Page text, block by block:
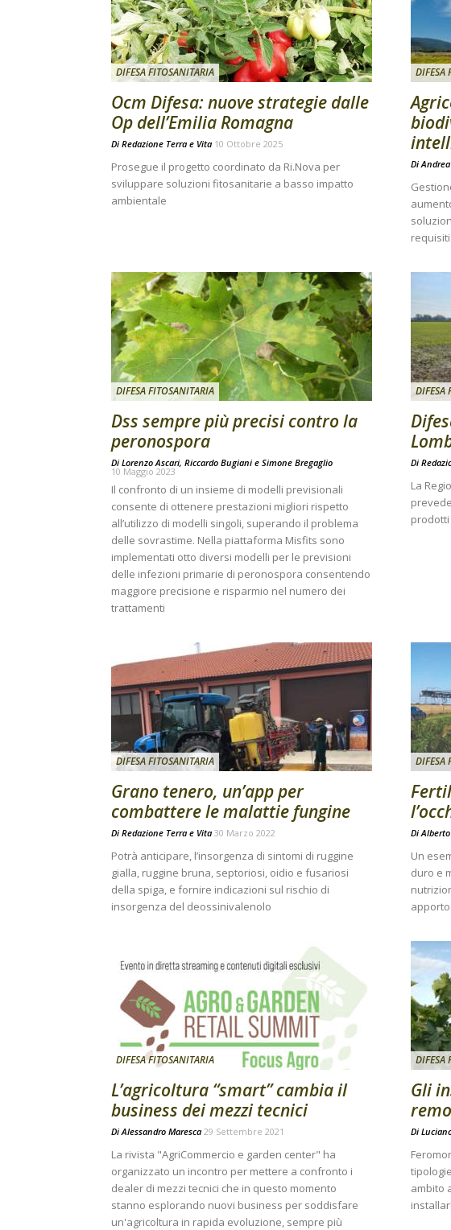
DIFESA FITOSANITARIA
Ocm Difesa: nuove strategie dalle
Op dell’Emilia Romagna
Di Redazione Terra e Vita 10 Ottobre 2025
Prosegue il progetto coordinato da Ri.Nova per
sviluppare soluzioni fitosanitarie a basso impatto
ambientale
DIFESA
Di
requisiti
DIFESA FITOSANITARIA
Dss sempre più precisi contro la
peronospora
Di Lorenzo Ascari, Riccardo Bugiani e Simone Bregaglio
10 Maggio 2023
Il confronto di un insieme di modelli previsionali
consente di ottenere prestazioni migliori rispetto
all’utilizzo di modelli singoli, superando il problema
delle sovrastime. Nella piattaforma Misfits sono
implementati otto diversi modelli per le previsioni
delle infezioni primarie di peronospora consentendo
maggiore precisione e risparmio nel numero dei
trattamenti
DIFESA
Di
La
DIFESA FITOSANITARIA
Grano tenero, un’app per
combattere le malattie fungine
Di Redazione Terra e Vita 30 Marzo 2022
Potrà anticipare, l’insorgenza di sintomi di ruggine
gialla, ruggine bruna, septoriosi, oidio e fusariosi
della spiga, e fornire indicazioni sul rischio di
insorgenza del deossinivalenolo
DIFESA
Di
Un
duro e
DIFESA FITOSANITARIA
L’agricoltura “smart” cambia il
business dei mezzi tecnici
DiAlessandro Maresca 29 Settembre 2021
La rivista "AgriCommercio e garden center" ha
organizzato un incontro per mettere a confronto i
dealer di mezzi tecnici che in questo momento
stanno esplorando nuovi business per soddisfare
un'agricoltura in rapida evoluzione, sempre più
DIFESA
Gli
Di
ambito